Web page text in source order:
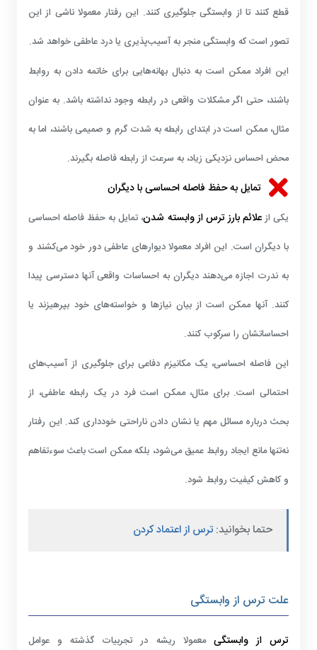
قطع کنند تا از وابستگی جلوگیری کنند. این رفتار معمولا ناشی از این
تصور است که وابستگی منجر به آسیب‌پذیری یا درد عاطفی خواهد شد.
این افراد ممکن است به دنبال بهانه‌هایی برای خاتمه دادن به روابط
باشند، حتی اگر مشکلات واقعی در رابطه وجود نداشته باشد. به عنوان
مثال، ممکن است در ابتدای رابطه به شدت گرم و صمیمی باشند، اما به
محض احساس نزدیکی زیاد، به سرعت از رابطه فاصله بگیرند.
تمایل به حفظ فاصله احساسی با دیگران
یکی ازعلائم بارز ترس از وابسته شدن، تمایل به حفظ فاصله احساسی
با دیگران است. این افراد معمولا دیوارهای عاطفی دور خود می‌کشند و
به ندرت اجازه می‌دهند دیگران به احساسات واقعی آنها دسترسی پیدا
کنند. آنها ممکن است از بیان نیازها و خواسته‌های خود بپرهیزند یا
احساساتشان را سرکوب کنند.
این فاصله احساسی، یک مکانیزم دفاعی برای جلوگیری از آسیب‌های
احتمالی است. برای مثال، ممکن است فرد در یک رابطه عاطفی، از
بحث درباره مسائل مهم یا نشان دادن ناراحتی خودداری کند. این رفتار
نه‌تنها مانع ایجاد روابط عمیق می‌شود، بلکه ممکن است باعث سوءتفاهم
و کاهش کیفیت روابط شود.
حتما بخوانید: ترس از اعتماد کردن
علت ترس از وابستگی
ترس از وابستگی معمولا ریشه در تجربیات گذشته و عوامل